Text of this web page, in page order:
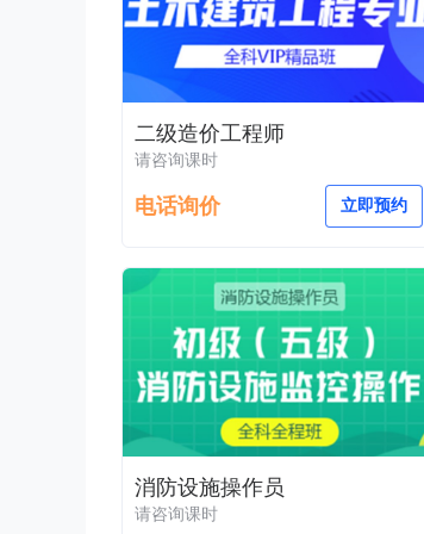
二级造价工程师
请咨询课时
电话询价 立即预约
消防设施操作员
请咨询课时